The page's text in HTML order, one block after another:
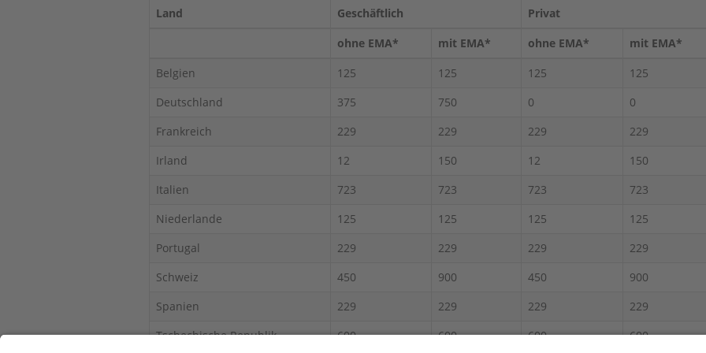
Land Geschäftlich
Privat
ohne EMA*
mit EMA* ohne EMA*
mit EMA*
Belgien
125 125 125
125
Deutschland
375 750 0
0
Frankreich
229 229 229
229
Irland
12 150 12
150
Italien
723 723 723
723
Niederlande
125 125 125
125
Portugal
229 229 229
229
Schweiz
450 900 450
900
Spanien
229 229 229
229
Tschechische Republik
600 600 600 600